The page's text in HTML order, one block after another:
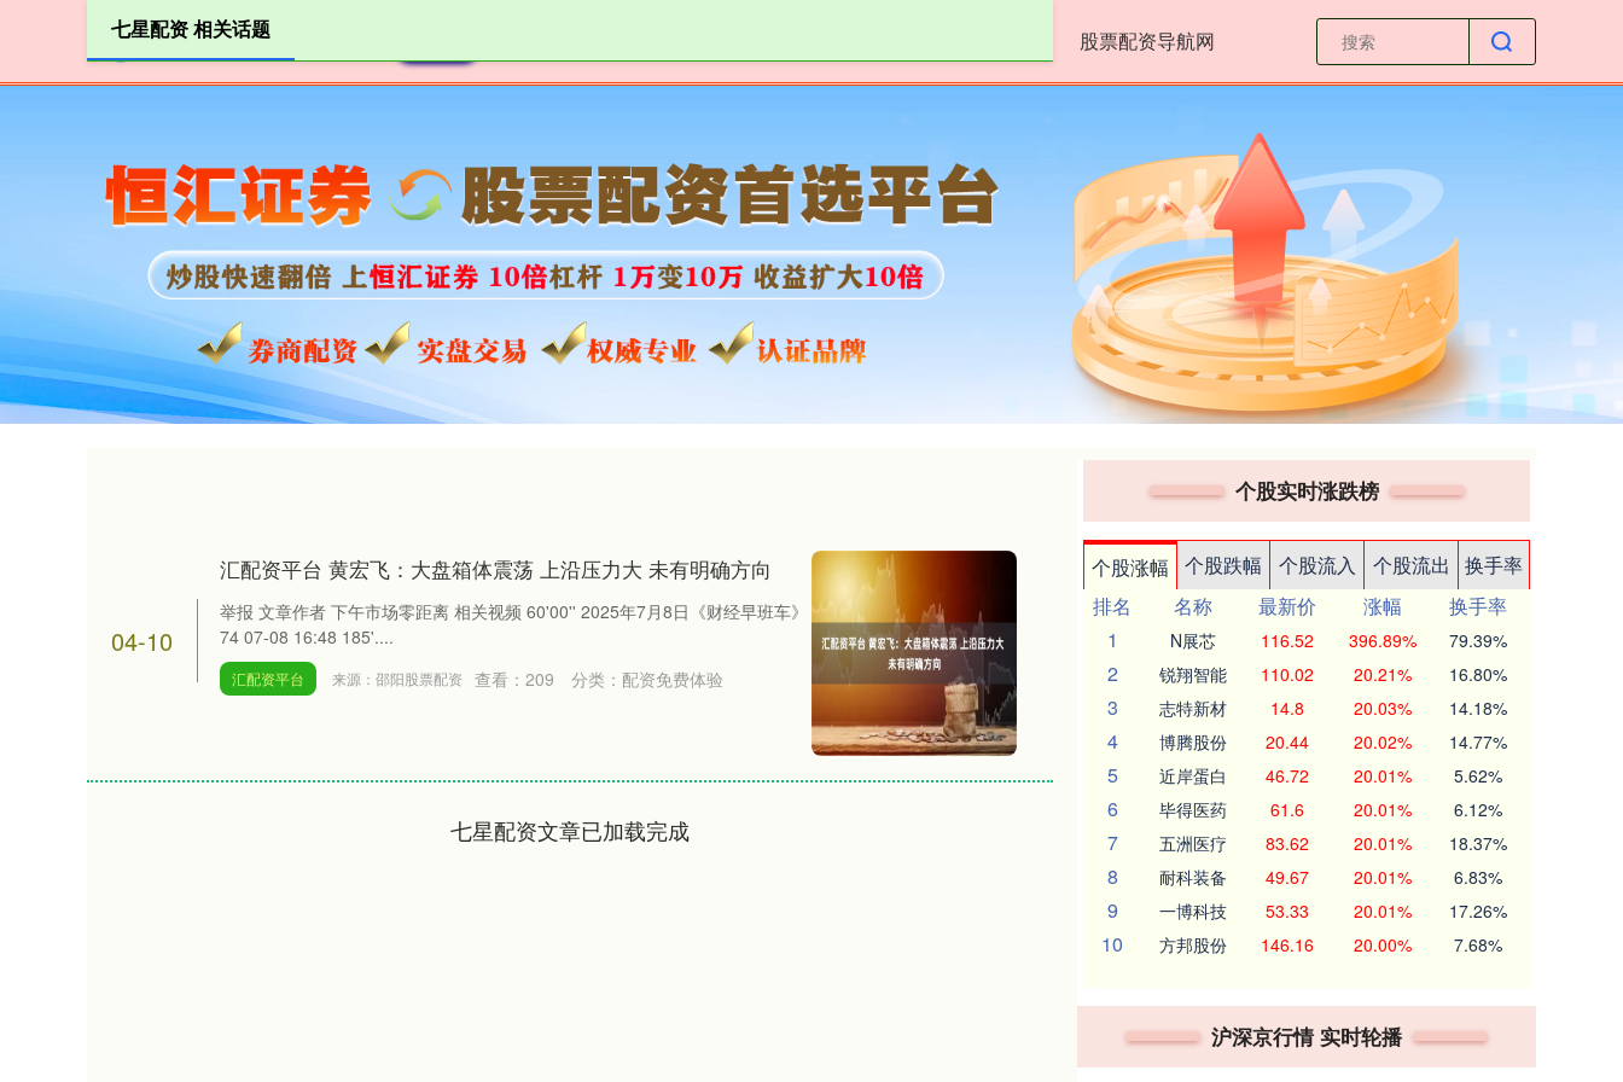
股票配资导航网
七星配资 相关话题
04-10
汇配资平台 黄宏飞：大盘箱体震荡 上沿压力大 未有明确方向
举报 文章作者 下午市场零距离 相关视频 60'00'' 2025年7月8日《财经早班车》
74 07-08 16:48 185'....
汇配资平台 来源：邵阳股票配资 查看： 209 分类： 配资免费体验
七星配资文章已加载完成
个股实时涨跌榜
个股涨幅 个股跌幅 个股流入 个股流出
换手率
排名
名称 最新价 涨幅
换手率
1
N展芯 116.52 396.89% 79.39%
2 锐翔智能 110.02 20.21% 16.80%
3 志特新材 14.8 20.03% 14.18%
4 博腾股份 20.44 20.02% 14.77%
5 近岸蛋白 46.72 20.01% 5.62%
6 毕得医药 61.6 20.01% 6.12%
7 五洲医疗 83.62 20.01% 18.37%
8 耐科装备 49.67 20.01% 6.83%
9 一博科技 53.33 20.01% 17.26%
10 方邦股份 146.16 20.00% 7.68%
沪深京行情 实时轮播